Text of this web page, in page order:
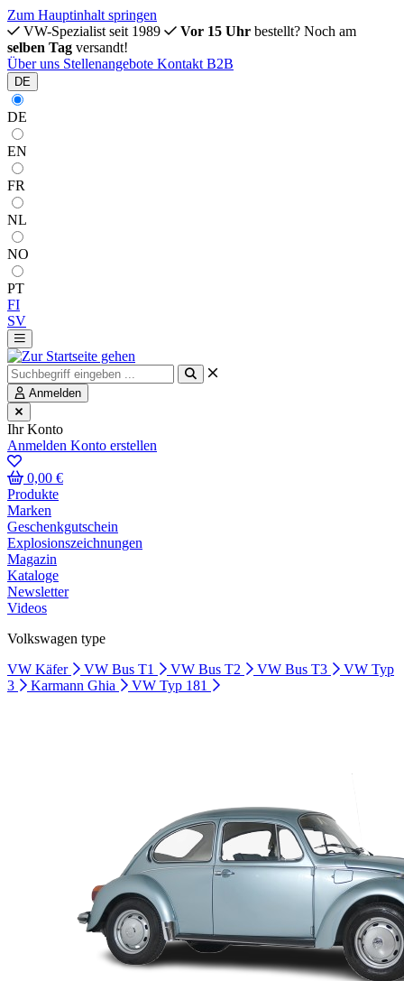
Zum Hauptinhalt springen
VW-Spezialist seit 1989
Vor 15 Uhr bestellt? Noch am
selben Tag versandt!
Über uns Stellenangebote Kontakt B2B
DE
DE
EN
FR
NL
NO
PT
FI
SV
Anmelden
Ihr Konto
Anmelden Konto erstellen
0,00 €
Produkte
Marken
Geschenkgutschein
Explosionszeichnungen
Magazin
Kataloge
Newsletter
Videos
Volkswagen type
VW Käfer
VW Bus T1 VW Bus T2 VW Bus T3
VW Typ
3
Karmann Ghia VW Typ 181